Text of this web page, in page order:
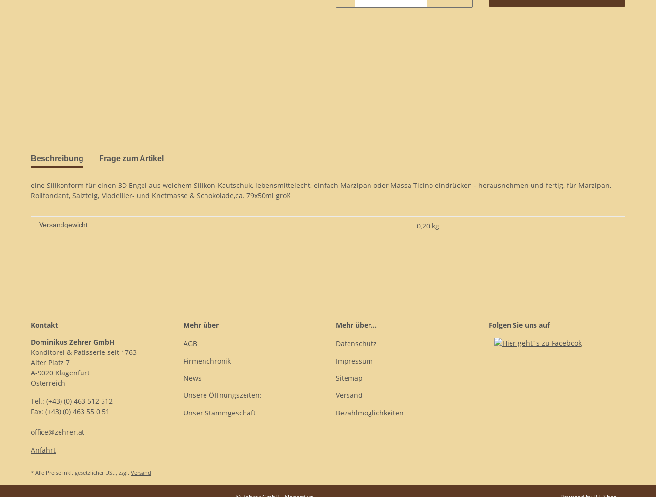
Beschreibung Frage zum Artikel
eine Silikonform für einen 3D Engel aus weichem Silikon-Kautschuk, lebensmittelecht, einfach Marzipan oder Massa Ticino eindrücken - herausnehmen und fertig, für Marzipan,
Rollfondant, Salzteig, Modellier- und Knetmasse & Schokolade,ca. 79x50ml groß
Versandgewicht: 0,20 kg
Kontakt
Dominikus Zehrer GmbH
Konditorei & Patisserie seit 1763
Alter Platz 7
A-9020 Klagenfurt
Österreich
Tel.: (+43) (0) 463 512 512
Fax: (+43) (0) 463 55 0 51
office@zehrer.at
Anfahrt
Mehr über
AGB
Firmenchronik
News
Unsere Öffnungszeiten:
Unser Stammgeschäft
Mehr über...
Datenschutz
Impressum
Sitemap
Versand
Bezahlmöglichkeiten
Folgen Sie uns auf
* Alle Preise inkl. gesetzlicher USt., zzgl. Versand